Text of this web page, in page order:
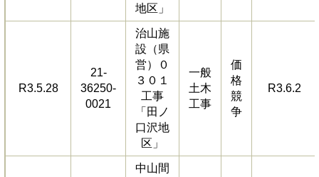
地区」
R3.5.28
21-
36250-
0021
治山施
設（県
営）０
３０１
工事
「田ノ
口沢地
区」
一般
土木
工事
価
格
競
争
R3.6.2
中山間